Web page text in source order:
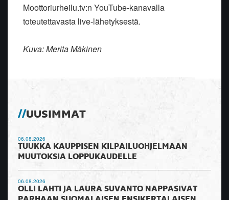
Moottoriurheilu.tv:n YouTube-kanavalla
toteutettavasta live-lähetyksestä.
Kuva: Merita Mäkinen
UUSIMMAT
06.08.2026
TUUKKA KAUPPISEN KILPAILUOHJELMAAN
MUUTOKSIA LOPPUKAUDELLE
06.08.2026
OLLI LAHTI JA LAURA SUVANTO NAPPASIVAT